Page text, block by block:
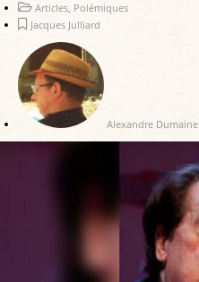
Articles, Polémiques
Jacques Julliard
Alexandre Dumaine